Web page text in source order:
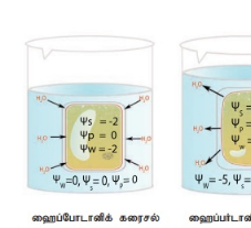
4. 10 நிமிடங்கள் கழித்து
அளவினை மீண்டும் குறிக்க